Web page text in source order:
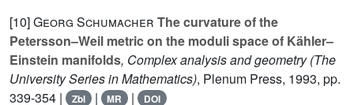
[10]Georg Schumacher The curvature of the
Petersson–Weil metric on the moduli space of Kähler–
Einstein manifolds, Complex analysis and geometry(The
University Series in Mathematics), Plenum Press, 1993, pp.
339-354 |
Zbl | MR | DOI